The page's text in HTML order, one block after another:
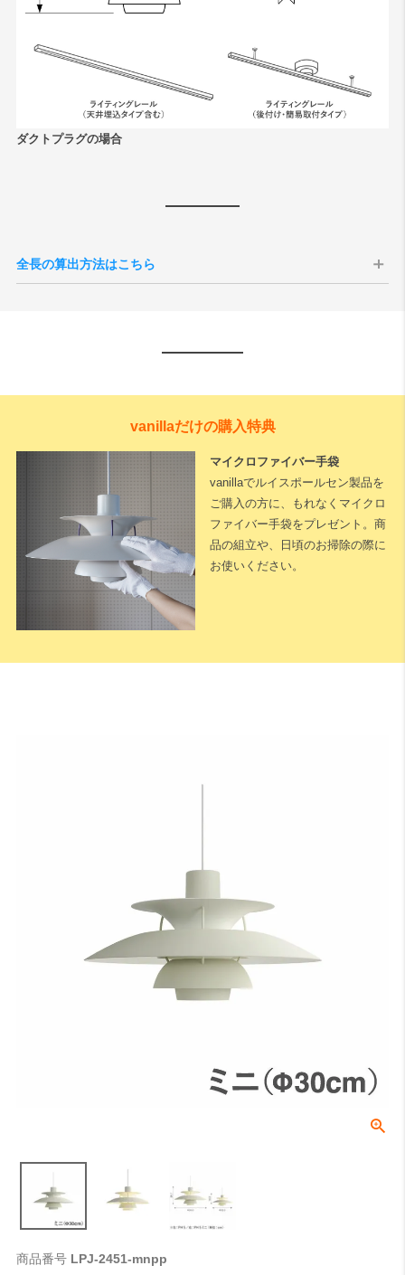
ダクトプラグの場合
全長の算出方法はこちら
下記に測定した長さなどを入力いただくと全長が算出されます。
ングテーブルの場合は70〜74cmが主流です。
B：テーブル天板から器具の下面（任意）
テーブル天板と器具の間の高さでこちらは任意の寸法となります。ル
イスポールセンでは、テーブル上の照度や、視界に入る照明器具が美
しく見える位置等を考慮し、60〜70cmを推奨しております。
角型引掛シーリングやダクトレールなどの取付側のパーツの高さにな
0
ご注文時はこちらの数値をご記入ください。
vanillaだけの購入特典
マイクロファイバー手袋
vanillaでルイスポールセン製品を
ご購入の方に、もれなくマイクロ
ファイバー手袋をプレゼント。商
品の組立や、日頃のお掃除の際に
お使いください。
商品番号 LPJ-2451-mnpp